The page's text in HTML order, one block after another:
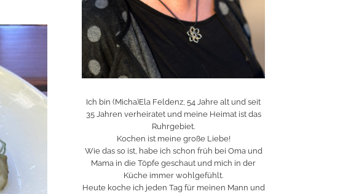
Ich bin (Micha)Ela Feldenz, 54 Jahre alt und seit
35 Jahren verheiratet und meine Heimat ist das
Ruhrgebiet.
Kochen ist meine große Liebe!
Wie das so ist, habe ich schon früh bei Oma und
Mama in die Töpfe geschaut und mich in der
Küche immer wohlgefühlt.
Heute koche ich jeden Tag für meinen Mann und